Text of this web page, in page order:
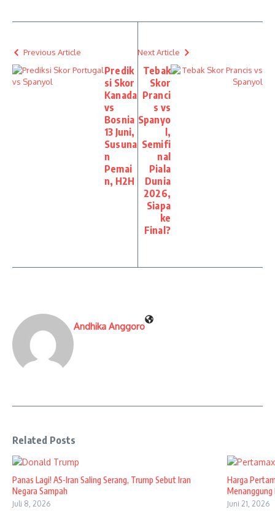
Previous Article
Predik
si Skor
Kanada
vs
Bosnia
13 Juni,
Susuna
n
Pemai
n, H2H
Next Article
Tebak
Skor
Pranci
s vs
Spanyo
l,
Semifi
nal
Piala
Dunia
2026,
Siapa
ke
Final?
Andhika Anggoro
Related Posts
Panas Lagi! AS-Iran Saling Serang, Trump Sebut Iran
Negara Sampah
Juli 8, 2026
Harga
Menanggung
Juni 21, 2026